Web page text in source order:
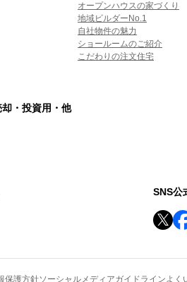
オープンハウスの家づくり
地域ビルダーNo.1
自社物件の魅力
ショールームのご紹介
こだわりの注文住宅
・投資用・他
SNS公
保護方針ソーシャルメディアガイドラインよく